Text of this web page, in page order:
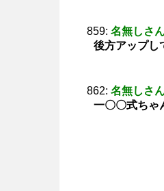
859: 名無しさ
後方アップし
862: 名無しさ
一〇〇式ちゃ